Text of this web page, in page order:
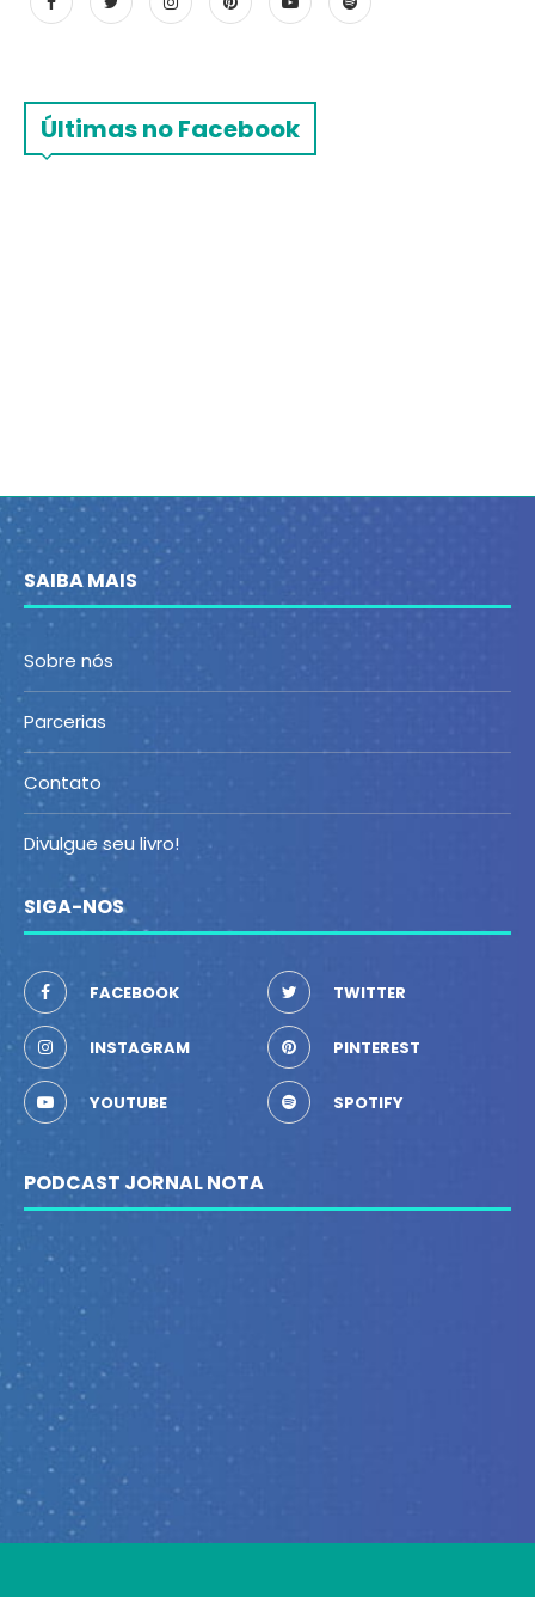
Últimas no Facebook
SAIBA MAIS
Sobre nós
Parcerias
Contato
Divulgue seu livro!
SIGA-NOS
FACEBOOK TWITTER
INSTAGRAM PINTEREST
YOUTUBE SPOTIFY
PODCAST JORNAL NOTA